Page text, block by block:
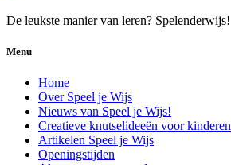
De leukste manier van leren? Spelenderwijs!
Menu
Home
Over Speel je Wijs
Nieuws van Speel je Wijs!
Creatieve knutselideeën voor kinderen
Artikelen Speel je Wijs
Openingstijden